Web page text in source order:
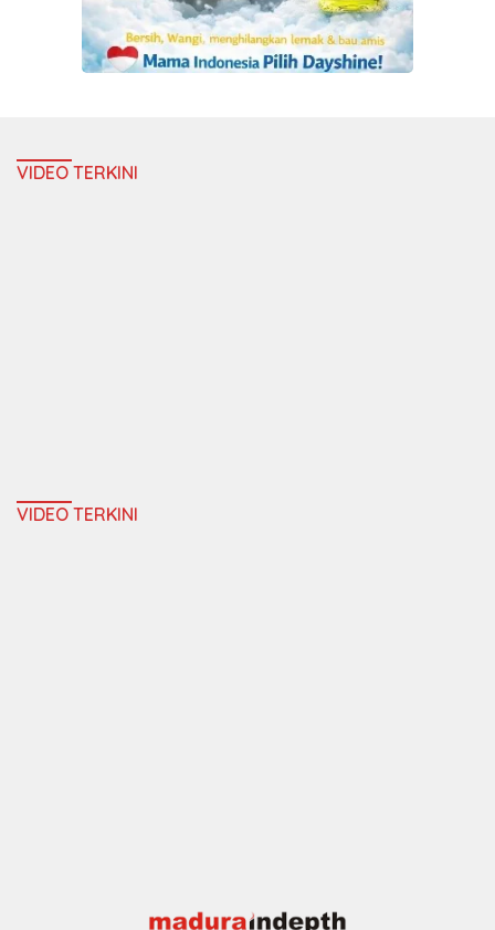
VIDEO TERKINI
VIDEO TERKINI